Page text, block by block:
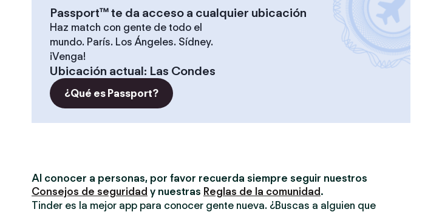
Passport™ te da acceso a cualquier ubicación
Haz match con gente de todo el
mundo. París. Los Ángeles. Sídney.
¡Venga!
Ubicación actual: Las Condes
¿Qué es Passport?
Al conocer a personas, por favor recuerda siempre seguir nuestros
Consejos de seguridad y nuestras Reglas de la comunidad .
Tinder es la mejor app para conocer gente nueva. ¿Buscas a alguien que